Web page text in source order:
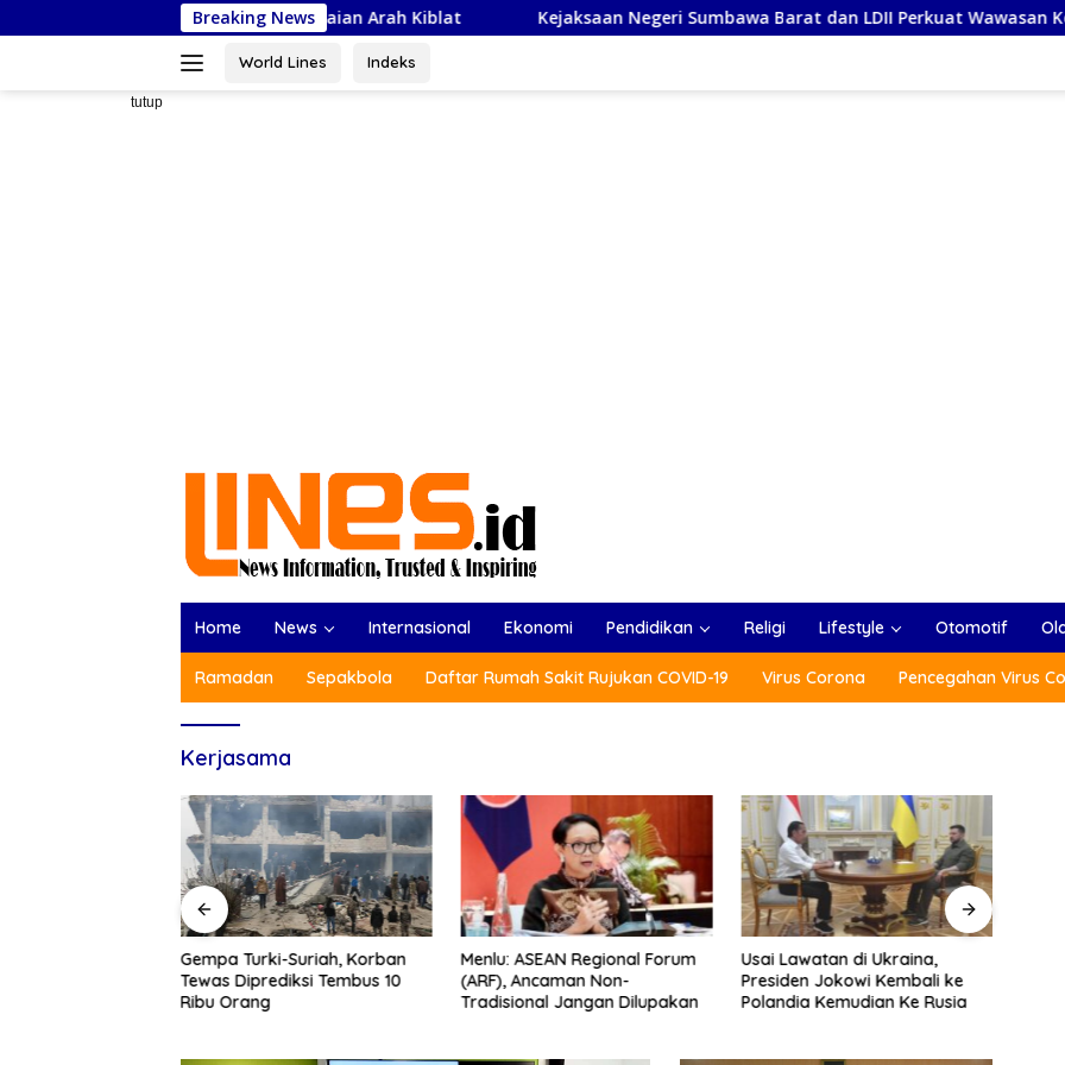
ke
Breaking News
Siapkan Penyesuaian Arah Kiblat Kejaksaan Negeri Sumbawa Barat dan LDII Perkuat Wawasan Kebangsaan
World Lines Indeks
tutup
Home News Internasional Ekonomi Pendidikan Religi Lifestyle Otomotif
Ramadan Sepakbola Daftar Rumah Sakit Rujukan COVID-19 Virus Corona Pencegahan Virus
Kerjasama
Gempa Turki-Suriah, Korban
Tewas Diprediksi Tembus 10
Ribu Orang
Menlu: ASEAN Regional Forum
(ARF), Ancaman Non-
Tradisional Jangan Dilupakan
Usai Lawatan di Ukraina,
Presiden Jokowi Kembali ke
Polandia Kemudian Ke Rusia